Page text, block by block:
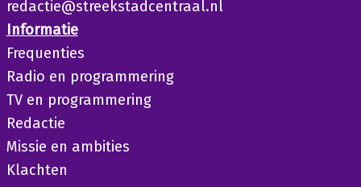
redactie@streekstadcentraal.nl
Informatie
Frequenties
Radio en programmering
TV en programmering
Redactie
Missie en ambities
Klachten